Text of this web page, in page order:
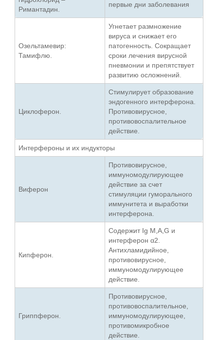
Римантадин.
первые дни заболевания
Озельтамевир:
Тамифлю.
Угнетает размножение
вируса и снижает его
патогенность. Сокращает
сроки лечения вирусной
пневмонии и препятствует
развитию осложнений.
Циклоферон.
Стимулирует образование
эндогенного интерферона.
Противовирусное,
противовоспалительное
действие.
Интерфероны и их индукторы
Виферон
Противовирусное,
иммуномодулирующее
действие за счет
стимуляции гуморального
иммунитета и выработки
интерферона.
Кипферон.
Содержит Ig M,A,G и
интерферон α2.
Антихламидийное,
противовирусное,
иммуномодулирующее
действие.
Гриппферон.
Противовирусное,
противовоспалительное,
иммуномодулирующее,
противомикробное
действие.